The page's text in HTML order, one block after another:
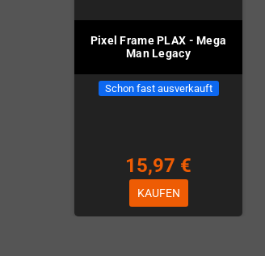
Pixel Frame PLAX - Mega
Man Legacy
Schon fast ausverkauft
15,97 €
KAUFEN